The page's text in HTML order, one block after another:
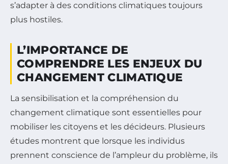
s’adapter à des conditions climatiques toujours
plus hostiles.
L’IMPORTANCE DE
COMPRENDRE LES ENJEUX DU
CHANGEMENT CLIMATIQUE
La sensibilisation et la compréhension du
changement climatique sont essentielles pour
mobiliser les citoyens et les décideurs. Plusieurs
études montrent que lorsque les individus
prennent conscience de l’ampleur du problème, ils